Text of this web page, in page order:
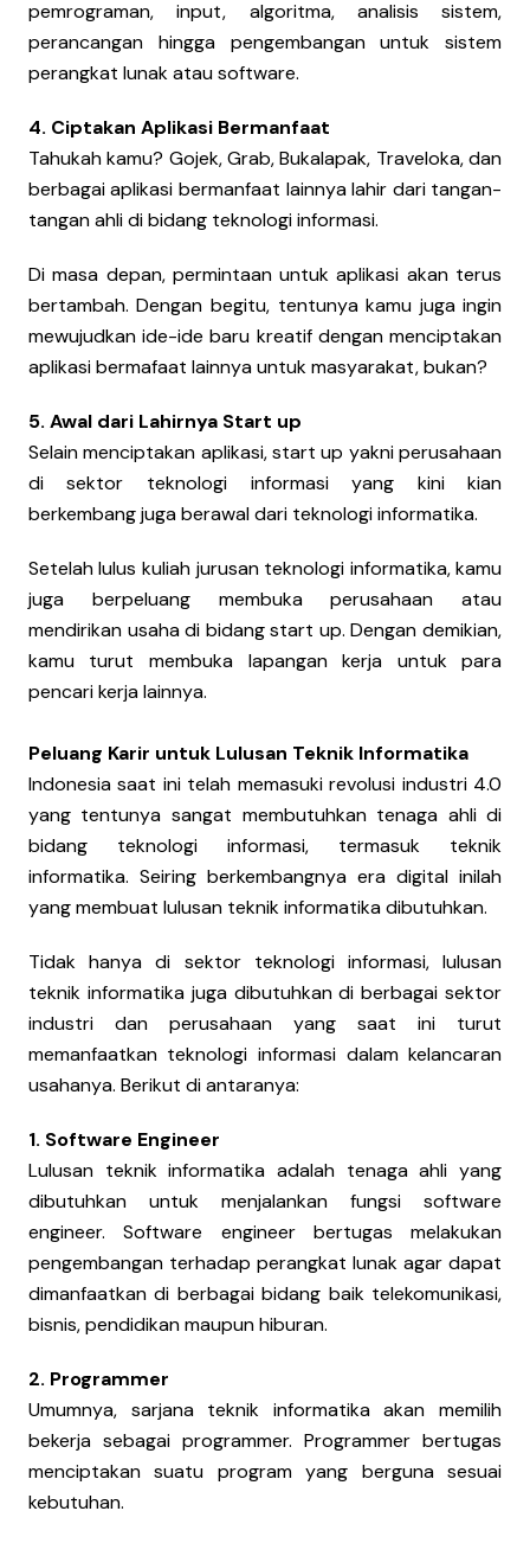
pemrograman, input, algoritma, analisis sistem,
perancangan hingga pengembangan untuk sistem
perangkat lunak atau software.
4. Ciptakan Aplikasi Bermanfaat
Tahukah kamu? Gojek, Grab, Bukalapak, Traveloka, dan
berbagai aplikasi bermanfaat lainnya lahir dari tangan-
tangan ahli di bidang teknologi informasi.
Di masa depan, permintaan untuk aplikasi akan terus
bertambah. Dengan begitu, tentunya kamu juga ingin
mewujudkan ide-ide baru kreatif dengan menciptakan
aplikasi bermafaat lainnya untuk masyarakat, bukan?
5. Awal dari Lahirnya Start up
Selain menciptakan aplikasi, start up yakni perusahaan
di sektor teknologi informasi yang kini kian
berkembang juga berawal dari teknologi informatika.
Setelah lulus kuliah jurusan teknologi informatika, kamu
juga berpeluang membuka perusahaan atau
mendirikan usaha di bidang start up. Dengan demikian,
kamu turut membuka lapangan kerja untuk para
pencari kerja lainnya.
Peluang Karir untuk Lulusan Teknik Informatika
Indonesia saat ini telah memasuki revolusi industri 4.0
yang tentunya sangat membutuhkan tenaga ahli di
bidang teknologi informasi, termasuk teknik
informatika. Seiring berkembangnya era digital inilah
yang membuat lulusan teknik informatika dibutuhkan.
Tidak hanya di sektor teknologi informasi, lulusan
teknik informatika juga dibutuhkan di berbagai sektor
industri dan perusahaan yang saat ini turut
memanfaatkan teknologi informasi dalam kelancaran
usahanya. Berikut di antaranya:
1. Software Engineer
Lulusan teknik informatika adalah tenaga ahli yang
dibutuhkan untuk menjalankan fungsi software
engineer. Software engineer bertugas melakukan
pengembangan terhadap perangkat lunak agar dapat
dimanfaatkan di berbagai bidang baik telekomunikasi,
bisnis, pendidikan maupun hiburan.
2. Programmer
Umumnya, sarjana teknik informatika akan memilih
bekerja sebagai programmer. Programmer bertugas
menciptakan suatu program yang berguna sesuai
kebutuhan.